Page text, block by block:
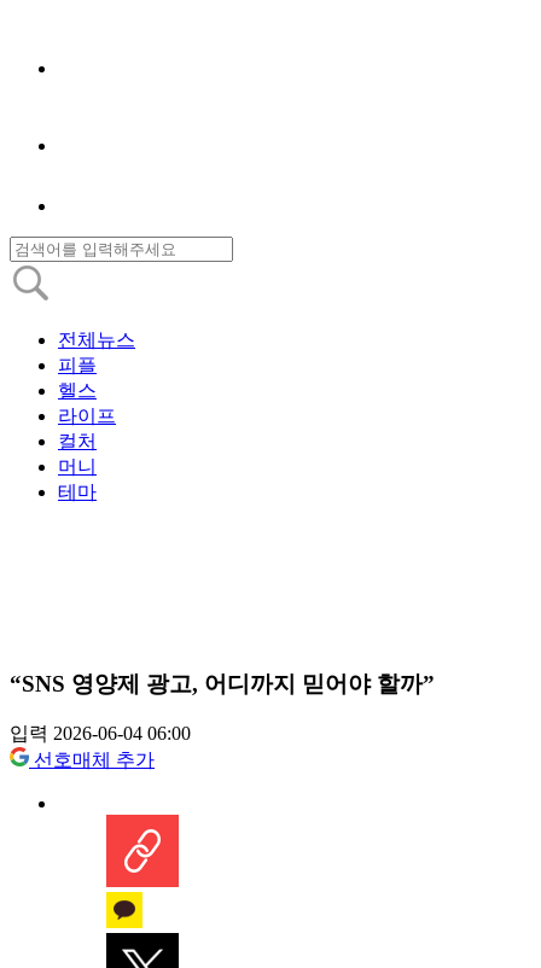
전체뉴스
피플
헬스
라이프
컬처
머니
테마
“SNS 영양제 광고, 어디까지 믿어야 할까”
입력 2026-06-04 06:00
선호매체 추가